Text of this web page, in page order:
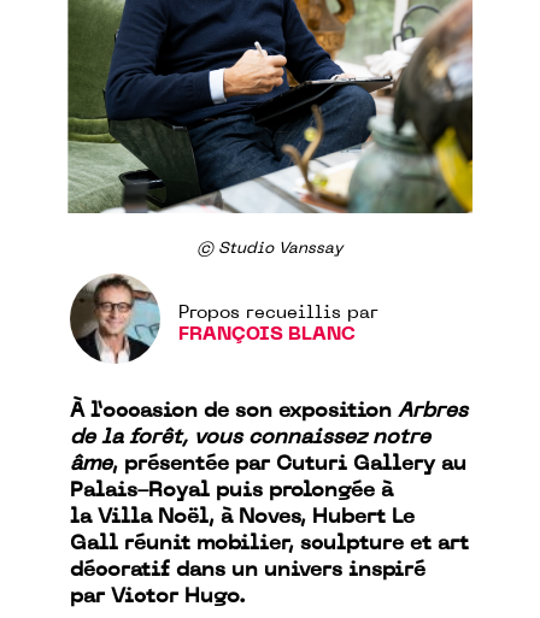
© Studio Vanssay
Propos recueillis par
FRANÇOIS BLANC
À l’occasion de son exposition Arbres
de la forêt, vous connaissez notre
âme, présentée par Cuturi Gallery au
Palais-Royal puis prolongée à
la Villa Noël, à Noves, Hubert Le
Gall réunit mobilier, sculpture et art
décoratif dans un univers inspiré
par Victor Hugo.